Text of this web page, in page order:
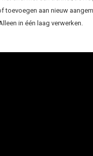
toevoegen aan nieuw
in één laag verwerken.